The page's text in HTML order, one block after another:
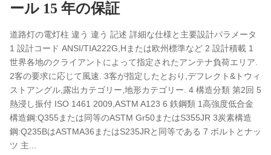
ール 15 年の保証
道路灯の電灯柱 違う 違う 記述 詳細な仕様と主要設計パラメータ
1 設計コード ANSI/TIA222G,Hまたは欧州標準など 2 設計積載 1
世界各地のクライアントによって指定されたアンテナ負荷エリア.
2客の要求に応じて風速. 3客が指定したとおり,デフレクト&トウィ
ストアングル,露出カテゴリー,地形カテゴリー. 4 構造分類 第2回 5
熱浸し振付 ISO 1461 2009,ASTM A123 6 鉄鋼類 1高強度低合金
構造鋼:Q355または同等のASTM Gr50またはS355JR 3炭素構造
鋼:Q235BはASTMA36またはS235JRと同等である 7 ボルトとナッ
ツ 主...